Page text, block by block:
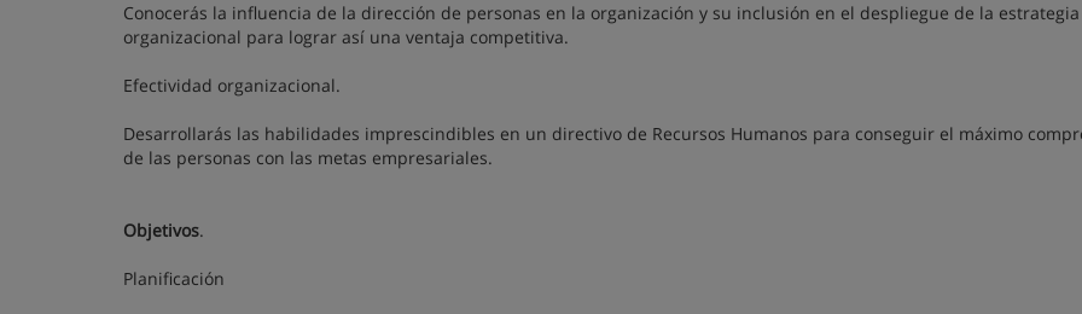
Conocerás la influencia de la dirección de personas en la organización y su inclusión en el despliegue de la estrategia
organizacional para lograr así una ventaja competitiva.
Efectividad organizacional.
Desarrollarás las habilidades imprescindibles en un directivo de Recursos Humanos para conseguir el máximo
de las personas con las metas empresariales.
Objetivos.
Planificación